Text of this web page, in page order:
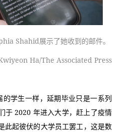
Shahid展示了她收到的邮件。
Ha/The Associated Press
学生一样，延期毕业只是一系列
于 2020 年进入大学，赶上了疫情
此起彼伏的大学员工罢工，这是数